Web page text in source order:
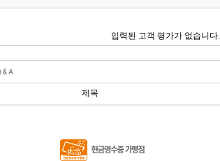
입력된 고객 평가가 없습니다.
제목